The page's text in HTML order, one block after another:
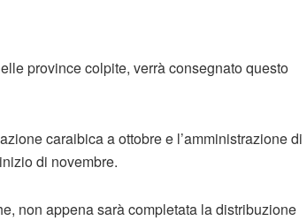
province colpite, verrà consegnato questo
caraibica a ottobre e l’amministrazione di
di novembre.
non appena sarà completata la distribuzione